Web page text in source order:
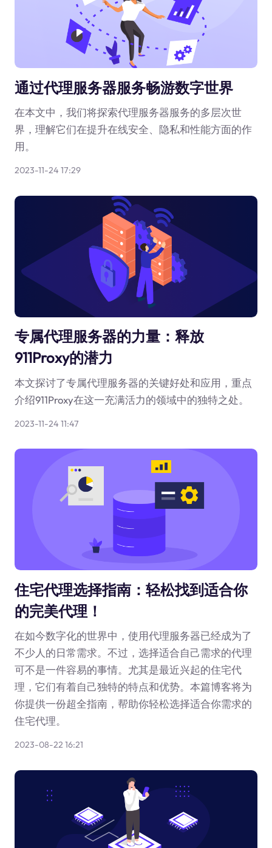
通过代理服务器服务畅游数字世界
在本文中，我们将探索代理服务器服务的多层次世
界，理解它们在提升在线安全、隐私和性能方面的作
用。
2023-11-24 17:29
专属代理服务器的力量：释放
911Proxy的潜力
本文探讨了专属代理服务器的关键好处和应用，重点
介绍911Proxy在这一充满活力的领域中的独特之处。
2023-11-24 11:47
住宅代理选择指南：轻松找到适合你
的完美代理！
在如今数字化的世界中，使用代理服务器已经成为了
不少人的日常需求。不过，选择适合自己需求的代理
可不是一件容易的事情。尤其是最近兴起的住宅代
理，它们有着自己独特的特点和优势。本篇博客将为
你提供一份超全指南，帮助你轻松选择适合你需求的
住宅代理。
2023-08-22 16:21